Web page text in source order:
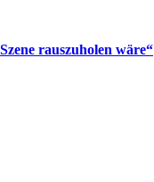
rauszuholen wäre“